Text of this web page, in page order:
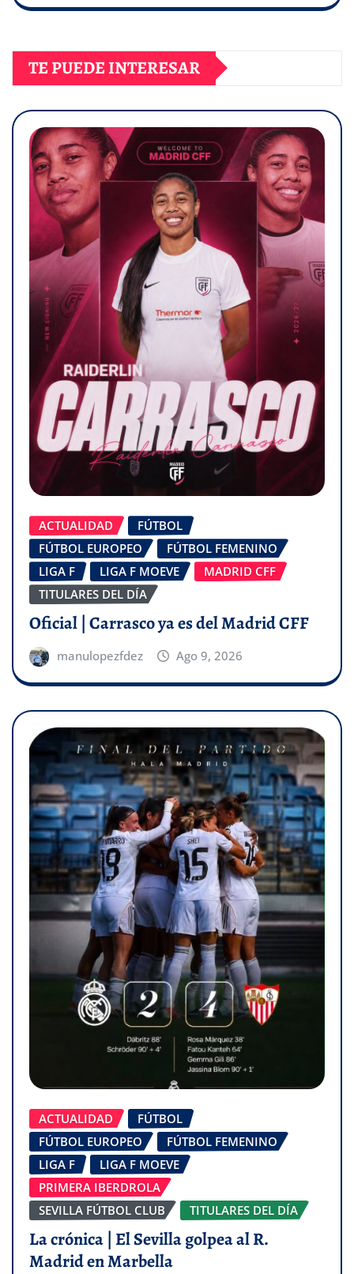
TE PUEDE INTERESAR
ACTUALIDAD
FÚTBOL
FÚTBOL EUROPEO
FÚTBOL FEMENINO
LIGA F
LIGA F MOEVE
MADRID CFF
TITULARES DEL DÍA
Oficial | Carrasco ya es del Madrid CFF
manulopezfdez Ago 9, 2026
ACTUALIDAD
FÚTBOL
FÚTBOL EUROPEO
FÚTBOL FEMENINO
LIGA F
LIGA F MOEVE
PRIMERA IBERDROLA
SEVILLA FÚTBOL CLUB
TITULARES DEL DÍA
La crónica | El Sevilla golpea al R.
Madrid en Marbella